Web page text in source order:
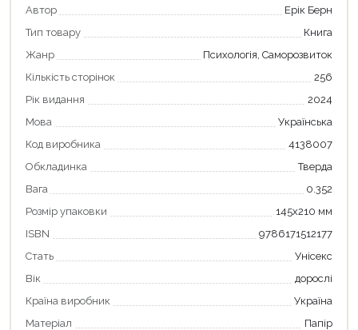
Автор
Ерік Берн
Тип товару
Книга
Жанр
Психологія, Саморозвиток
Кількість сторінок
256
Рік видання
2024
Мова
Українська
Код виробника
4138007
Обкладинка
Тверда
Вага
0.352
Розмір упаковки
145x210 мм
ISBN
9786171512177
Стать
Унісекс
Вік
дорослі
Країна виробник
Україна
Матеріал
Папір